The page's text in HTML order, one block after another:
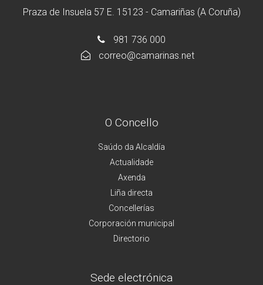
Praza de Insuela 57 E. 15123 - Camariñas (A Coruña)
981 736 000
correo@camarinas.net
O Concello
Saúdo da Alcaldía
Actualidade
Axenda
Liña directa
Concellerías
Corporación municipal
Directorio
Sede electrónica